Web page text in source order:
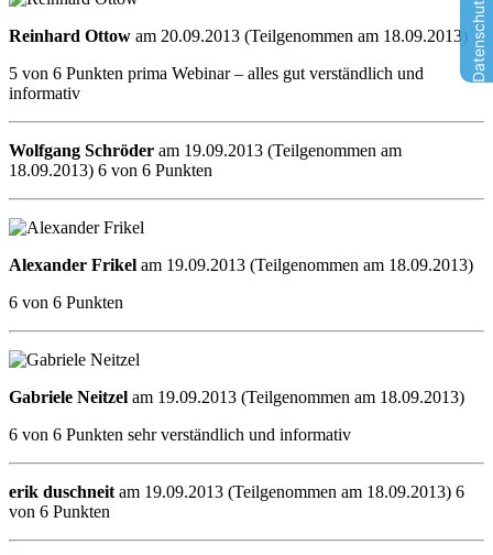
Reinhard Ottow am 20.09.2013 (Teilgenommen am 18.09.2013)
5 von 6 Punkten prima Webinar – alles gut verständlich und
informativ
Wolfgang Schröder am 19.09.2013 (Teilgenommen am
18.09.2013) 6 von 6 Punkten
Alexander Frikel am 19.09.2013 (Teilgenommen am 18.09.2013)
6 von 6 Punkten
Gabriele Neitzel am 19.09.2013 (Teilgenommen am 18.09.2013)
6 von 6 Punkten sehr verständlich und informativ
erik duschneit am 19.09.2013 (Teilgenommen am 18.09.2013) 6
von 6 Punkten